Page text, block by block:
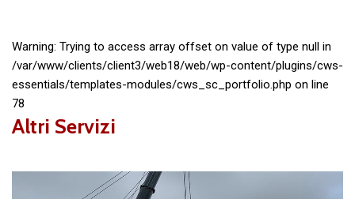
Warning: Trying to access array offset on value of type null in
/var/www/clients/client3/web18/web/wp-content/plugins/cws-
essentials/templates-modules/cws_sc_portfolio.php on line
78
Altri Servizi